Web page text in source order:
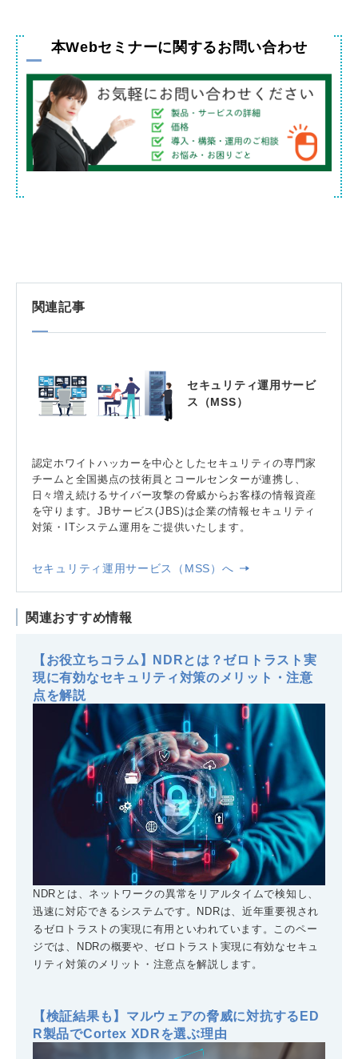
本Webセミナーに関するお問い合わせ
関連記事
セキュリティ運用サービ
ス（MSS）
認定ホワイトハッカーを中心としたセキュリティの専門家
チームと全国拠点の技術員とコールセンターが連携し、
日々増え続けるサイバー攻撃の脅威からお客様の情報資産
を守ります。JBサービス(JBS)は企業の情報セキュリティ
対策・ITシステム運用をご提供いたします。
セキュリティ運用サービス（MSS）へ
関連おすすめ情報
【お役立ちコラム】NDRとは？ゼロトラスト実
現に有効なセキュリティ対策のメリット・注意
点を解説
NDRとは、ネットワークの異常をリアルタイムで検知し、
迅速に対応できるシステムです。NDRは、近年重要視され
るゼロトラストの実現に有用といわれています。このペー
ジでは、NDRの概要や、ゼロトラスト実現に有効なセキュ
リティ対策のメリット・注意点を解説します。
【検証結果も】マルウェアの脅威に対抗するED
R製品でCortex XDRを選ぶ理由